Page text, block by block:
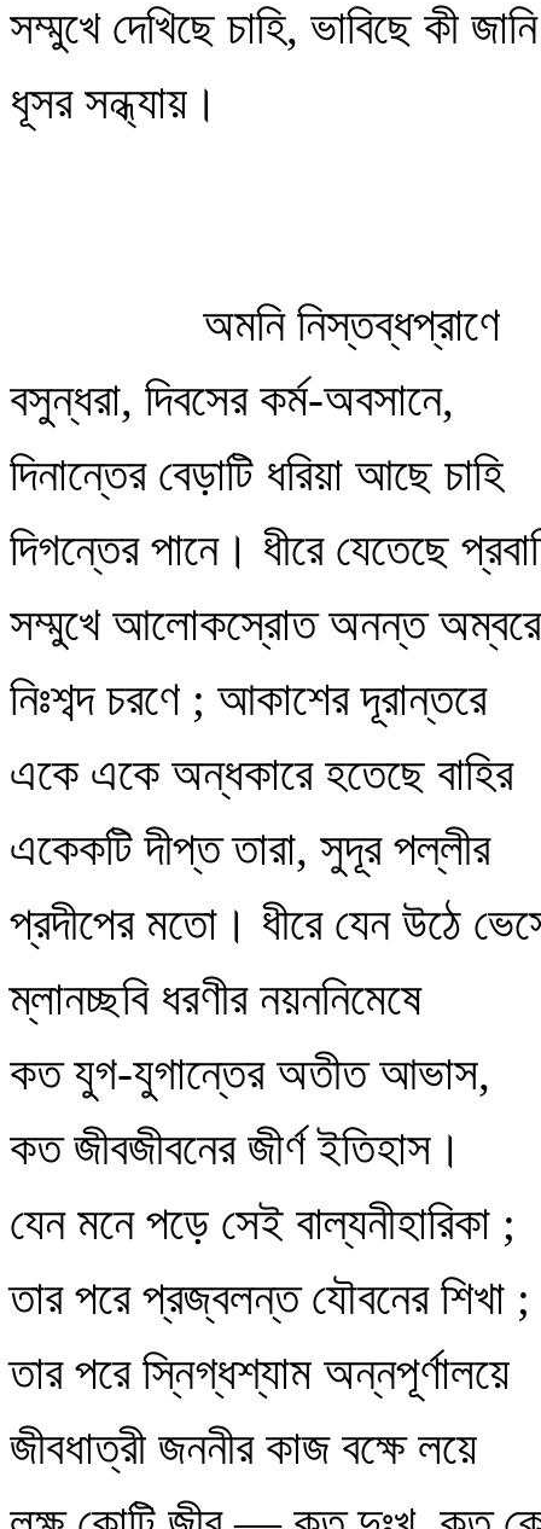
সম্মুখে দেখিছে চাহি, ভাবিছে কী জানি
ধূসর সন্ধ্যায়।
অমনি নিস্তব্ধপ্রাণে
বসুন্ধরা, দিবসের কর্ম-অবসানে,
দিনান্তের বেড়াটি ধরিয়া আছে চাহি
দিগন্তের পানে। ধীরে যেতেছে
সম্মুখে আলোকস্রোত অনন্ত অম্বরে
নিঃশব্দ চরণে ; আকাশের দূরান্তরে
একে একে অন্ধকারে হতেছে বাহির
একেকটি দীপ্ত তারা, সুদূর পল্লীর
প্রদীপের মতো। ধীরে যেন উঠে
ম্লানচ্ছবি ধরণীর নয়ননিমেষে
কত যুগ-যুগান্তের অতীত আভাস,
কত জীবজীবনের জীর্ণ ইতিহাস।
যেন মনে পড়ে সেই বাল্যনীহারিকা ;
তার পরে প্রজ্বলন্ত যৌবনের শিখা ;
তার পরে স্নিগ্ধশ্যাম অন্নপূর্ণালয়ে
জীবধাত্রী জননীর কাজ বক্ষে লয়ে